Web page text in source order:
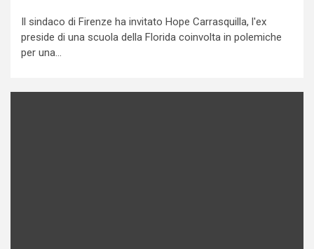
Il sindaco di Firenze ha invitato Hope Carrasquilla, l'ex
preside di una scuola della Florida coinvolta in polemiche
per una...